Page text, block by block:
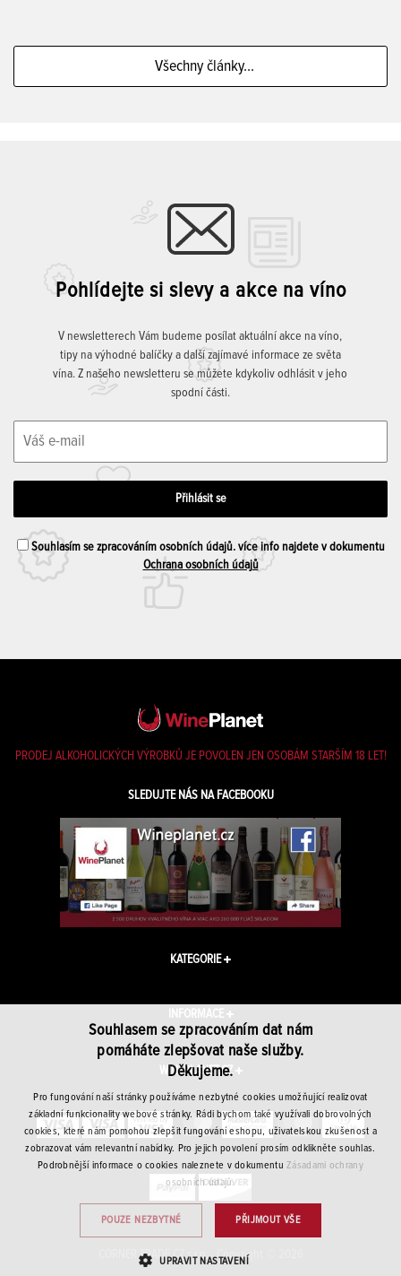
Všechny články...
Pohlídejte si slevy a akce na víno
V newsletterech Vám budeme posílat aktuální akce na víno,
tipy na výhodné balíčky a další zajímavé informace ze světa
vína. Z našeho newsletteru se můžete kdykoliv odhlásit v jeho
spodní části.
Souhlasím se zpracováním osobních údajů. více info najdete v dokumentu
Ochrana osobních údajů
PRODEJ ALKOHOLICKÝCH VÝROBKŮ JE POVOLEN JEN OSOBÁM STARŠÍM 18 LET!
SLEDUJTE NÁS NA FACEBOOKU
KATEGORIE
INFORMACE
WINEPLANET.CZ
CORNER TRADE CZ s.r.o. · Copyright © 2026
Souhlasem se zpracováním dat nám
pomáháte zlepšovat naše služby.
Děkujeme.
Pro fungování naší stránky používáme nezbytné cookies umožňující realizovat
základní funkcionality webové stránky. Rádi bychom také využívali dobrovolných
cookies, které nám pomohou zlepšit fungování eshopu, uživatelskou zkušenost a
zobrazovat vám relevantní nabídky. Pro jejich povolení prosím odklikněte souhlas.
Podrobnější informace o cookies naleznete v dokumentuZásadami ochrany
osobních údajů.
PŘIJMOUT VŠE
POUZE NEZBYTNÉ
UPRAVIT NASTAVENÍ